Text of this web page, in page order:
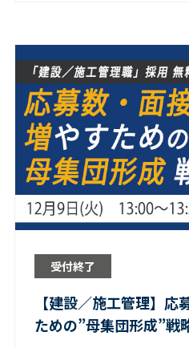
受付終了
【建設／施工管理】
ための”母集団形成”戦